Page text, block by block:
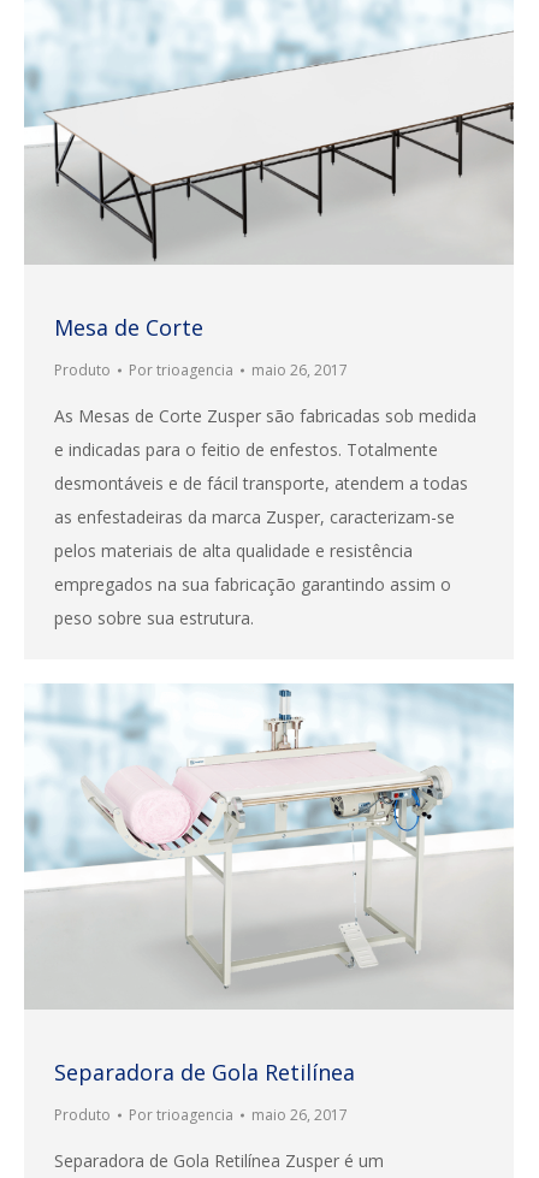
Mesa de Corte
Produto Portrioagencia maio 26, 2017
As Mesas de Corte Zusper são fabricadas sob medida
e indicadas para o feitio de enfestos. Totalmente
desmontáveis e de fácil transporte, atendem a todas
as enfestadeiras da marca Zusper, caracterizam-se
pelos materiais de alta qualidade e resistência
empregados na sua fabricação garantindo assim o
peso sobre sua estrutura.
Separadora de Gola Retilínea
Produto Portrioagencia maio 26, 2017
Separadora de Gola Retilínea Zusper é um